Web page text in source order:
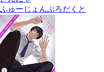
ふゅーじょんぷろだくと